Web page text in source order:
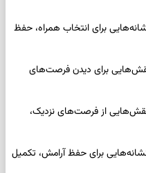
امروز جمعه ۱۶ مرداد ۱۴۰۵ | نشانه‌هایی برای انتخاب همراه، حفظ
امروز جمعه ۱۶ مرداد ۱۴۰۵ | نقش‌هایی برای دیدن فرصت‌های
امروز جمعه ۱۶ مرداد ۱۴۰۵ | نقش‌هایی از فرصت‌های نزدیک،
امروز جمعه ۱۶ مرداد ۱۴۰۵ | نشانه‌هایی برای حفظ آرامش، تکمیل